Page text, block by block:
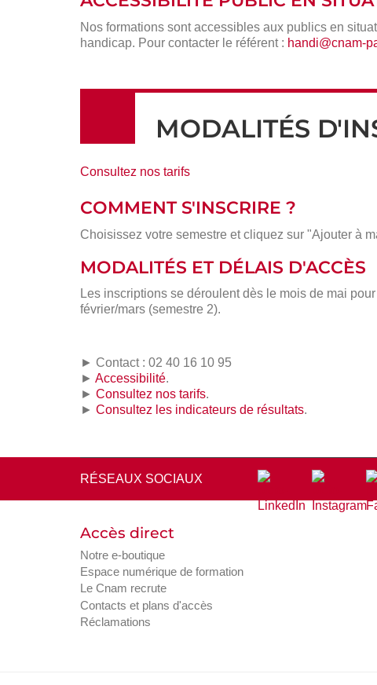
Nos formations sont accessibles aux publics en
handicap. Pour contacter le référent : handi@cnam-
MODALITÉS
Consultez nos tarifs
COMMENT S'INSCRIRE ?
Choisissez votre semestre et cliquez sur "Ajouter à
MODALITÉS ET DÉLAIS D'ACCÈS
Les inscriptions se déroulent dès le mois de mai
février/mars (semestre 2).
► Contact : 02 40 16 10 95
► Accessibilité.
► Consultez nos tarifs.
► Consultez les indicateurs de résultats.
RÉSEAUX SOCIAUX
Accès direct
Notre e-boutique
Espace numérique de formation
Le Cnam recrute
Contacts et plans d'accès
Réclamations